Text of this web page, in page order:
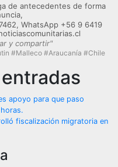
de antecedentes de forma
WhatsApp +56 9 6419
y compartir"
#Malleco #Araucanía #Chile
apoyo para que paso
fiscalización migratoria en